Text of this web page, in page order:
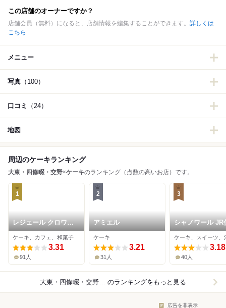
この店舗のオーナーですか？
店舗会員（無料）になると、店舗情報を編集することができます。 詳しくは
こちら
メニュー
写真 （100）
口コミ （24）
地図
周辺のケーキランキング
大東・四條畷・交野×ケーキのランキング（点数の高いお店）です。
1
レジェール クロワ赤
井店
ケーキ、カフェ、和菓子
3.31
91人
2
アミエル
ケーキ
3.21
31人
3
シャノワール JR
店
ケーキ、スイーツ、
3.18
40人
大東・四條畷・交野×ケーキ のランキングをもっと見る
広告を非表示